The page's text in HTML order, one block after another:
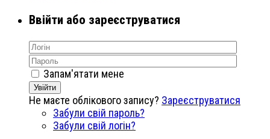
Ввійти або зареєструватися
Запам'ятати мене
Увійти
Не маєте облікового запису? Зареєструватися
Забули свій пароль?
Забули свій логін?